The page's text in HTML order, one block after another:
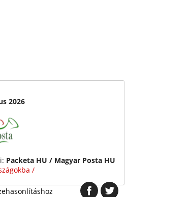
2026
Packeta HU / Magyar Posta HU
/